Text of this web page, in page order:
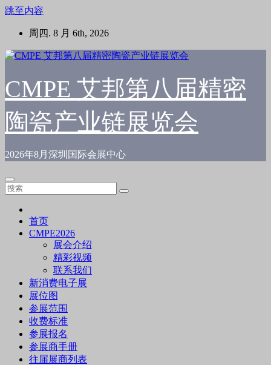
跳至内容
周四. 8 月 6th, 2026
CMPE 艾邦第八届精密
陶瓷产业链展览会
2026年8月深圳国际会展中心
首页
CMPE2026
展会介绍
精彩视频
联系我们
新消费电子展
展位图
参展范围
收费标准
参展报名
参展商手册
往届展商列表